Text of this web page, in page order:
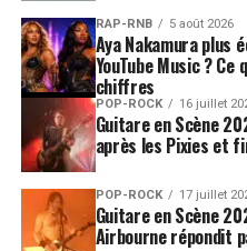
RAP-RNB 5 août 2026
Aya Nakamura plus
YouTube Music ?
chiffres
POP-ROCK 16 juillet
Guitare en Scène
après les Pixies et
POP-ROCK 17 juillet
Guitare en Scène
Airbourne répondit